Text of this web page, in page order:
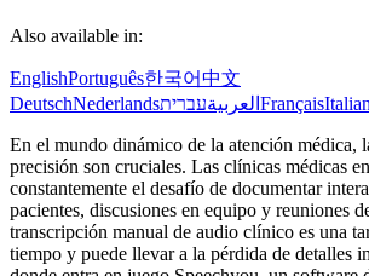
Also available in:
EnglishPortuguês한국어中文
DeutschNederlands العربيةעברית Français
En el mundo dinámico de la atención médica,
precisión son cruciales. Las clínicas médicas
constantemente el desafío de documentar
pacientes, discusiones en equipo y reuniones
transcripción manual de audio clínico es una
tiempo y puede llevar a la pérdida de detalles